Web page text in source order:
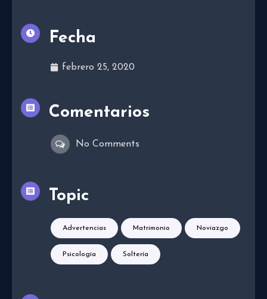
Fecha
febrero 25, 2020
Comentarios
No Comments
Topic
Advertencias Matrimonio Noviazgo
Psicología Soltería